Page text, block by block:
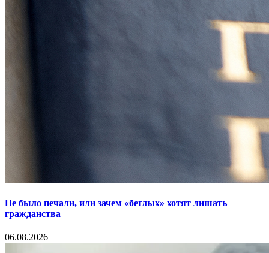
Не было печали, или зачем «беглых» хотят лишать
гражданства
06.08.2026